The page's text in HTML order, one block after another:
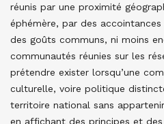
réunis par une proximité
éphémère, par des
des goûts communs, ni moins
communautés réunies sur les
prétendre exister lorsqu’une
culturelle, voire politique
territoire national sans
en affichant des principes et